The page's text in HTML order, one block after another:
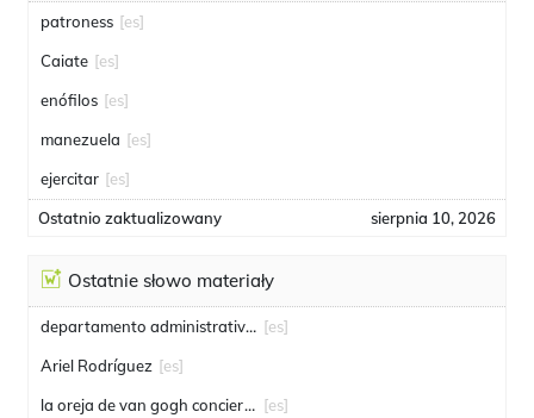
patroness [es]
Caiate [es]
enófilos [es]
manezuela [es]
ejercitar [es]
Ostatnio zaktualizowany sierpnia 10, 2026
Ostatnie słowo materiały
departamento administrativo de seguridad [es]
Ariel Rodríguez [es]
la oreja de van gogh conciertos [es]